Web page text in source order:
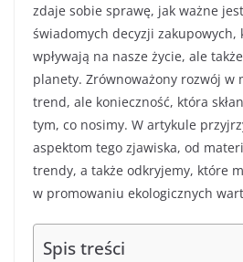
zdaje sobie sprawę, jak ważne
świadomych decyzji zakupowych,
wpływają na nasze życie, ale
planety. Zrównoważony rozwój w
trend, ale konieczność, która
tym, co nosimy. W artykule
aspektom tego zjawiska, od
trendy, a także odkryjemy, które
w promowaniu ekologicznych
Spis treści